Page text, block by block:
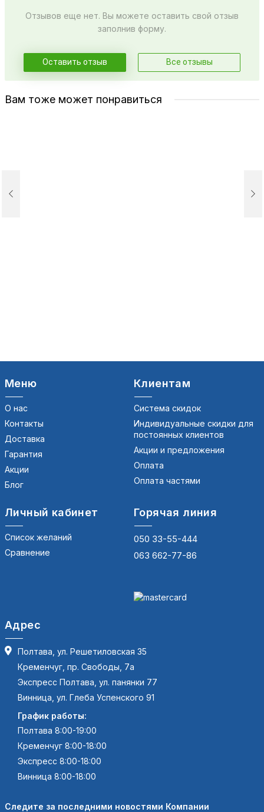
Отзывов еще нет. Вы можете оставить свой отзыв
заполнив форму.
Оставить отзыв Все отзывы
Вам тоже может понравиться
Меню
О нас
Контакты
Доставка
Гарантия
Акции
Блог
Клиентам
Система скидок
Индивидуальные скидки для
постоянных клиентов
Акции и предложения
Оплата
Оплата частями
Личный кабинет
Список желаний
Сравнение
Горячая линия
050 33-55-444
063 662-77-86
Адрес
Полтава, ул. Решетиловская 35
Кременчуг, пр. Свободы, 7а
Экспресс Полтава, ул. панянки 77
Винница, ул. Глеба Успенского 91
График работы:
Полтава 8:00-19:00
Кременчуг 8:00-18:00
Экспресс 8:00-18:00
Винница 8:00-18:00
Следите за последними новостями Компании